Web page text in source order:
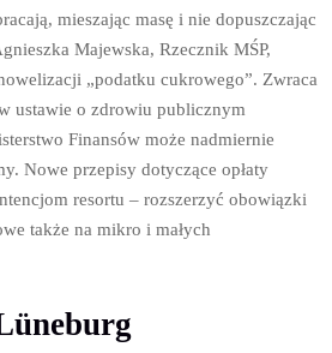
mieszając masę i nie dopuszczając
Majewska, Rzecznik MŚP,
„podatku cukrowego”. Zwraca
ustawie o zdrowiu publicznym
Finansów może nadmiernie
Nowe przepisy dotyczące opłaty
resortu – rozszerzyć obowiązki
także na mikro i małych